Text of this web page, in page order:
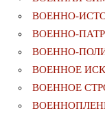
ВОЕННО-
ВОЕННО-
ВОЕННО-
ВОЕННОЕ
ВОЕННОЕ